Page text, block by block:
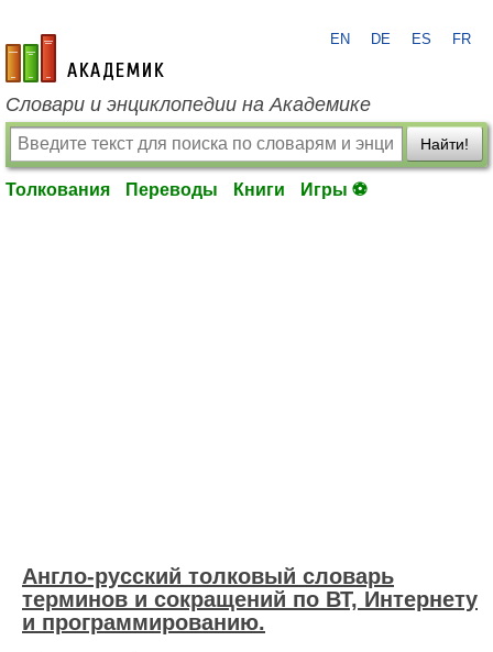
academic.ru
EN DE ES FR
Словари и энциклопедии на Академике
Найти!
Толкования Переводы Книги Игры ⚽
Англо-русский толковый словарь
терминов и сокращений по ВТ, Интернету
и программированию.